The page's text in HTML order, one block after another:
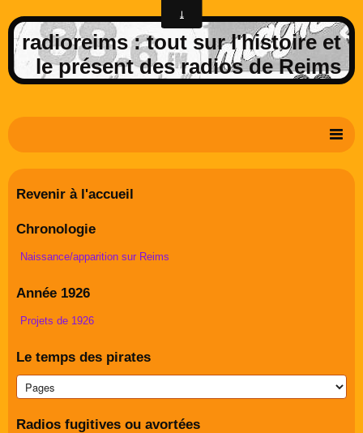
radioreims : tout sur l'histoire et
le présent des radios de Reims
Derniers potins de la FM rémoise
Livre d'or
Contact
Album Photos
Revenir à l'accueil
Chronologie
Naissance/apparition sur Reims
Année 1926
Projets de 1926
Le temps des pirates
Radios fugitives ou avortées